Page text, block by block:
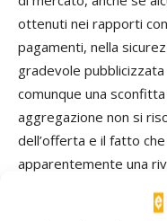
ottenuti nei rapporti
pagamenti, nella
gradevole
comunque una
aggregazione non si
dell’offerta e il fatto
apparentemente una
lavoro in comune non
azioni e dei risultati